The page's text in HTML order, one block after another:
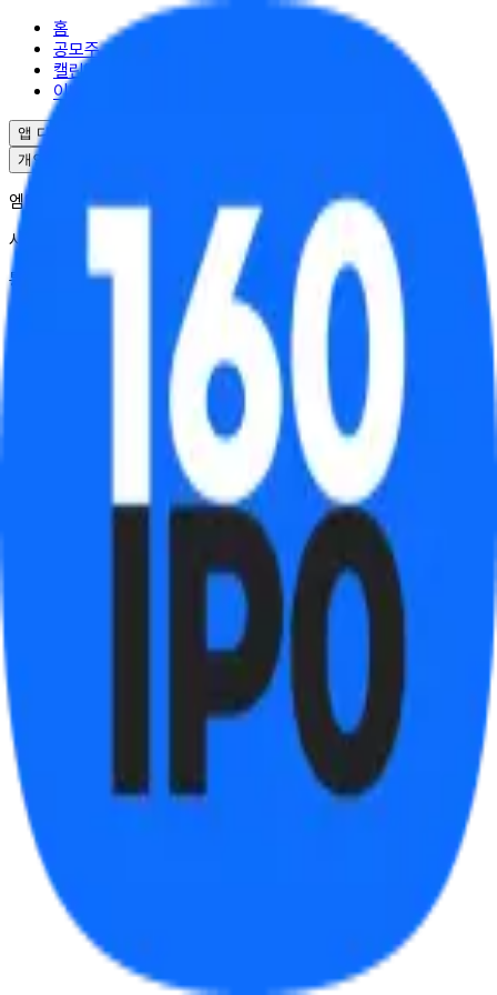
홈
공모주
캘린더
이벤트
앱 다운로드
개인정보처리방침
엠엘투자자문(주) | 대표 윤도선
사업자등록번호 : 341-88-02703
통신판매업 : 2025-서울강남-04995
서울특별시 강남구 역삼로17길 10
대표번호 : 02-6949-0045
© ML Investment Advisory Co.,Ltd. All Rights Reserved.